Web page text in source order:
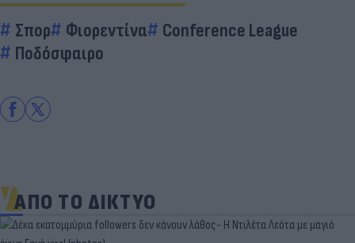
Σπορ Φιορεντίνα
Conference League
Ποδόσφαιρο
ΑΠΟ ΤΟ ΔΙΚΤΥΟ